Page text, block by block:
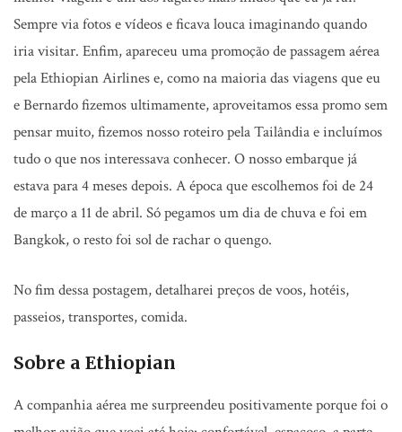
Sempre via fotos e vídeos e ficava louca imaginando quando
iria visitar. Enfim, apareceu uma promoção de passagem aérea
pela Ethiopian Airlines e, como na maioria das viagens que eu
e Bernardo fizemos ultimamente, aproveitamos essa promo sem
pensar muito, fizemos nosso roteiro pela Tailândia e incluímos
tudo o que nos interessava conhecer. O nosso embarque já
estava para 4 meses depois. A época que escolhemos foi de 24
de março a 11 de abril. Só pegamos um dia de chuva e foi em
Bangkok, o resto foi sol de rachar o quengo.
No fim dessa postagem, detalharei preços de voos, hotéis,
passeios, transportes, comida.
Sobre a Ethiopian
A companhia aérea me surpreendeu positivamente porque foi o